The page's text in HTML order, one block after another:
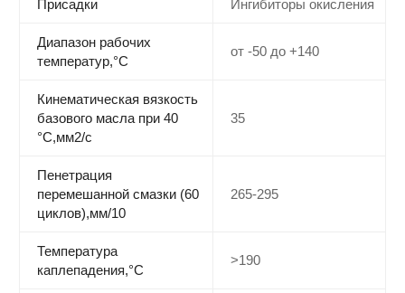
Присадки Ингибиторы окисления
Диапазон рабочих
температур,°С
от -50 до +140
Кинематическая вязкость
базового масла при 40
°С,мм2/c
35
Пенетрация
перемешанной смазки (60
циклов),мм/10
265-295
Температура
каплепадения,°C
>190